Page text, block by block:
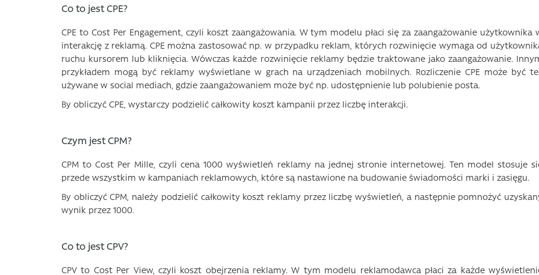
Co to jest CPE?
CPE to Cost Per Engagement, czyli koszt zaangażowania. W tym modelu płaci się za zaangażowanie użytkownika
interakcję z reklamą. CPE można zastosować np. w przypadku reklam, których rozwinięcie wymaga od
ruchu kursorem lub kliknięcia. Wówczas każde rozwinięcie reklamy będzie traktowane jako zaangażowanie.
przykładem mogą być reklamy wyświetlane w grach na urządzeniach mobilnych. Rozliczenie CPE może być
używane w social mediach, gdzie zaangażowaniem może być np. udostępnienie lub polubienie posta.
By obliczyć CPE, wystarczy podzielić całkowity koszt kampanii przez liczbę interakcji.
Czym jest CPM?
CPM to Cost Per Mille, czyli cena 1000 wyświetleń reklamy na jednej stronie internetowej. Ten model stosuje
przede wszystkim w kampaniach reklamowych, które są nastawione na budowanie świadomości marki i zasięgu.
By obliczyć CPM, należy podzielić całkowity koszt reklamy przez liczbę wyświetleń, a następnie pomnożyć
wynik przez 1000.
Co to jest CPV?
CPV to Cost Per View, czyli koszt obejrzenia reklamy. W tym modelu reklamodawca płaci za każde